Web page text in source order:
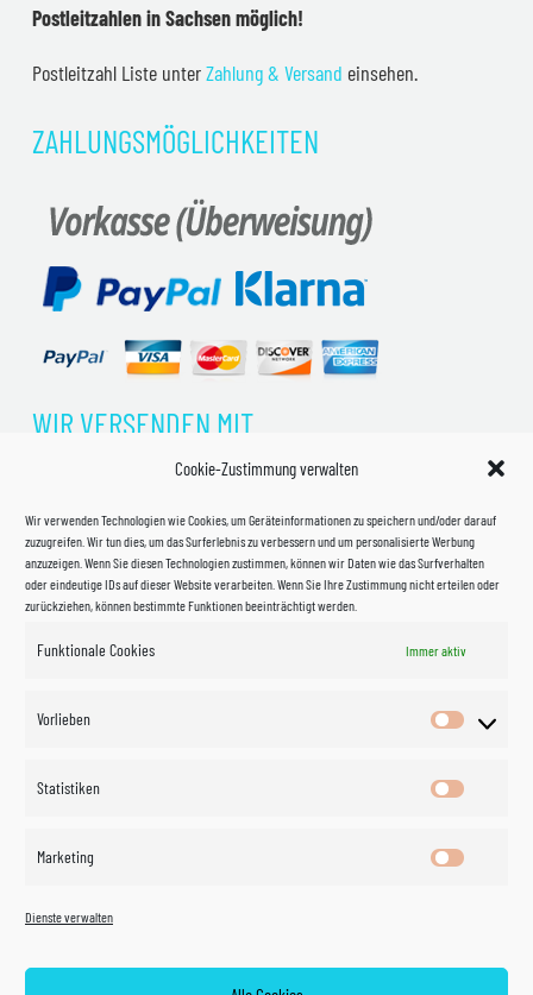
Cookie-Zustimmung verwalten
Wir verwenden Technologien wie Cookies, um Geräteinformationen zu speichern und/oder darauf
zuzugreifen. Wir tun dies, um das Surferlebnis zu verbessern und um personalisierte Werbung
anzuzeigen. Wenn Sie diesen Technologien zustimmen, können wir Daten wie das Surfverhalten
oder eindeutige IDs auf dieser Website verarbeiten. Wenn Sie Ihre Zustimmung nicht erteilen oder
zurückziehen, können bestimmte Funktionen beeinträchtigt werden.
Funktionale Cookies Immer aktiv
Vorlieben
Vorlieben
Statistiken
Marketing
Dienste verwalten
Postleitzahlen in Sachsen möglich!
Postleitzahl Liste unterZahlung & Versand einsehen.
ZAHLUNGSMÖGLICHKEITEN
WIR VERSENDEN MIT
©